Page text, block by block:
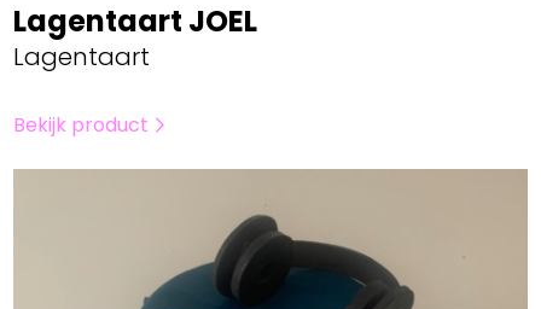
Lagentaart JOEL
Lagentaart
Bekijk product